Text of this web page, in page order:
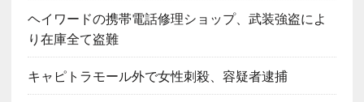
ヘイワードの携帯電話修理ショップ、武装強盗によ
り在庫全て盗難
キャピトラモール外で女性刺殺、容疑者逮捕